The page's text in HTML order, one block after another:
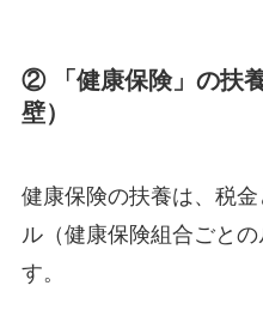
② 「健康保険」の扶
壁）
健康保険の扶養は、税
ル（健康保険組合ごと
す。